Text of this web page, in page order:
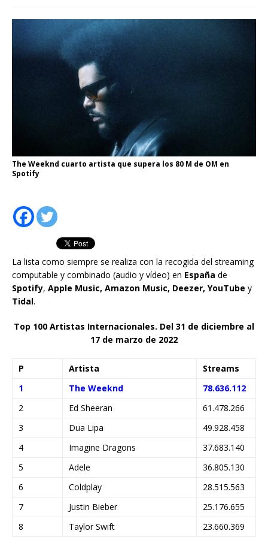
The Weeknd cuarto artista que supera los 80 M de OM en
Spotify
La lista como siempre se realiza con la recogida del streaming
computable y combinado (audio y vídeo) en España de
Spotify, Apple Music, Amazon Music, Deezer, YouTube y
Tidal.
Top 100 Artistas Internacionales. Del 31 de diciembre al
17 de marzo de 2022
P Artista
Streams
1
The Weeknd
78.636.112
2
Ed Sheeran
61.478.266
3
Dua Lipa
49.928.458
4
Imagine Dragons
37.683.140
5
Adele
36.805.130
6
Coldplay
28.515.563
7
Justin Bieber
25.176.655
8
Taylor Swift 23.660.369